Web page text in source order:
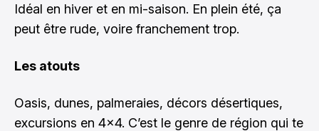
Idéal en hiver et en mi-saison. En plein été, ça
peut être rude, voire franchement trop.
Les atouts
Oasis, dunes, palmeraies, décors désertiques,
excursions en 4x4. C’est le genre de région qui te